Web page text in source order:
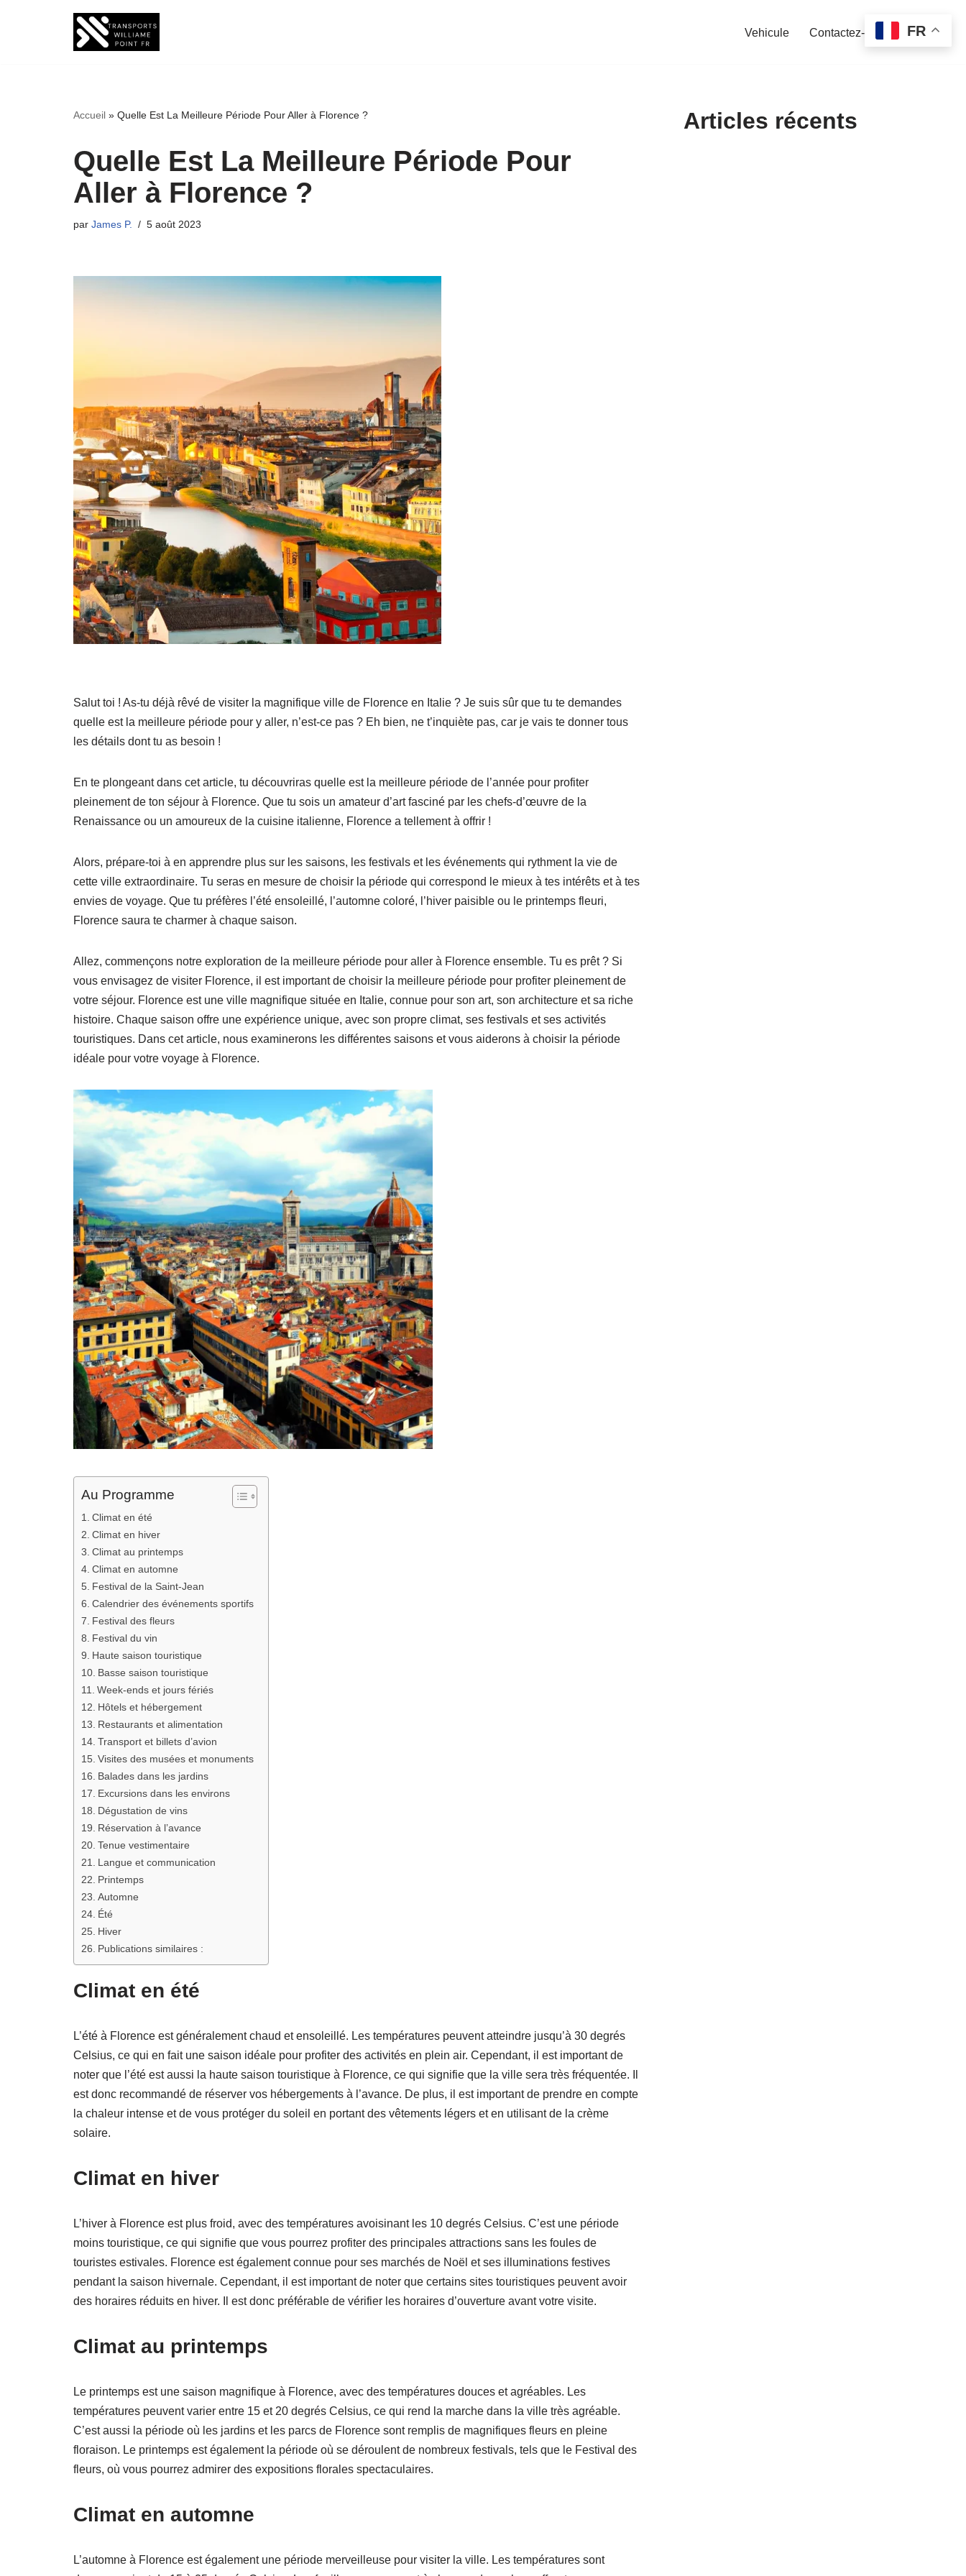
Vehicule Contactez-nous
Accueil » Quelle Est La Meilleure Période Pour Aller à Florence ?
Quelle Est La Meilleure Période Pour
Aller à Florence ?
par James P. 5 août 2023
Salut toi ! As-tu déjà rêvé de visiter la magnifique ville de Florence en Italie ? Je suis sûr que tu te demandes
quelle est la meilleure période pour y aller, n’est-ce pas ? Eh bien, ne t’inquiète pas, car je vais te donner tous
les détails dont tu as besoin !
En te plongeant dans cet article, tu découvriras quelle est la meilleure période de l’année pour profiter
pleinement de ton séjour à Florence. Que tu sois un amateur d’art fasciné par les chefs-d’œuvre de la
Renaissance ou un amoureux de la cuisine italienne, Florence a tellement à offrir !
Alors, prépare-toi à en apprendre plus sur les saisons, les festivals et les événements qui rythment la vie de
cette ville extraordinaire. Tu seras en mesure de choisir la période qui correspond le mieux à tes intérêts et à tes
envies de voyage. Que tu préfères l’été ensoleillé, l’automne coloré, l’hiver paisible ou le printemps fleuri,
Florence saura te charmer à chaque saison.
Allez, commençons notre exploration de la meilleure période pour aller à Florence ensemble. Tu es prêt ? Si
vous envisagez de visiter Florence, il est important de choisir la meilleure période pour profiter pleinement de
votre séjour. Florence est une ville magnifique située en Italie, connue pour son art, son architecture et sa riche
histoire. Chaque saison offre une expérience unique, avec son propre climat, ses festivals et ses activités
touristiques. Dans cet article, nous examinerons les différentes saisons et vous aiderons à choisir la période
idéale pour votre voyage à Florence.
Au Programme
Climat en été
Climat en hiver
Climat au printemps
Climat en automne
Festival de la Saint-Jean
Calendrier des événements sportifs
Festival des fleurs
Festival du vin
Haute saison touristique
Basse saison touristique
Week-ends et jours fériés
Hôtels et hébergement
Restaurants et alimentation
Transport et billets d’avion
Visites des musées et monuments
Balades dans les jardins
Excursions dans les environs
Dégustation de vins
Réservation à l’avance
Tenue vestimentaire
Langue et communication
Printemps
Automne
Été
Hiver
Publications similaires :
Climat en été
L’été à Florence est généralement chaud et ensoleillé. Les températures peuvent atteindre jusqu’à 30 degrés
Celsius, ce qui en fait une saison idéale pour profiter des activités en plein air. Cependant, il est important de
noter que l’été est aussi la haute saison touristique à Florence, ce qui signifie que la ville sera très fréquentée. Il
est donc recommandé de réserver vos hébergements à l’avance. De plus, il est important de prendre en compte
la chaleur intense et de vous protéger du soleil en portant des vêtements légers et en utilisant de la crème
solaire.
Climat en hiver
L’hiver à Florence est plus froid, avec des températures avoisinant les 10 degrés Celsius. C’est une période
moins touristique, ce qui signifie que vous pourrez profiter des principales attractions sans les foules de
touristes estivales. Florence est également connue pour ses marchés de Noël et ses illuminations festives
pendant la saison hivernale. Cependant, il est important de noter que certains sites touristiques peuvent avoir
des horaires réduits en hiver. Il est donc préférable de vérifier les horaires d’ouverture avant votre visite.
Climat au printemps
Le printemps est une saison magnifique à Florence, avec des températures douces et agréables. Les
températures peuvent varier entre 15 et 20 degrés Celsius, ce qui rend la marche dans la ville très agréable.
C’est aussi la période où les jardins et les parcs de Florence sont remplis de magnifiques fleurs en pleine
floraison. Le printemps est également la période où se déroulent de nombreux festivals, tels que le Festival des
fleurs, où vous pourrez admirer des expositions florales spectaculaires.
Climat en automne
L’automne à Florence est également une période merveilleuse pour visiter la ville. Les températures sont
Articles récents
FR